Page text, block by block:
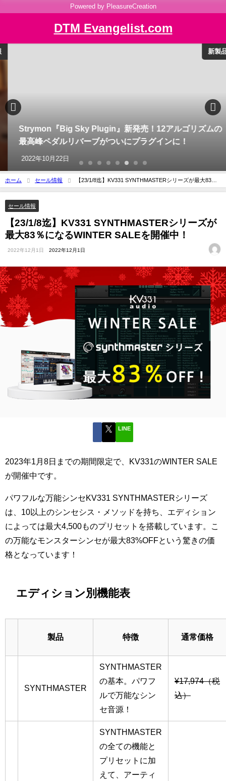
Powered by PleasureCreation
DTM Evangelist.com
新製品
Strymon『Big Sky Plugin』新発売！12アルゴリズムの
最高峰ペダルリバーブがついにプラグインに！
2022年10月22日
ホーム セール情報
【23/1/8迄】KV331 SYNTHMASTERシリーズが最大83％
になるWINTER SALEを開催中！
セール情報
【23/1/8迄】KV331 SYNTHMASTERシリーズが
最大83％になるWINTER SALEを開催中！
2022年12月1日 2022年12月1日
LINE
2023年1月8日までの期間限定で、KV331のWINTER SALE
が開催中です。
パワフルな万能シンセKV331 SYNTHMASTERシリーズ
は、10以上のシンセシス・メソッドを持ち、エディション
によっては最大4,500ものプリセットを搭載しています。こ
の万能なモンスターシンセが最大83%OFFという驚きの価
格となっています！
エディション別機能表
製品 特徴 通常価格
SYNTHMASTER
SYNTHMASTER
の基本。パワフ
ルで万能なシン
セ音源！
¥17,974（税
込）
SYNTHMASTER
の全ての機能と
プリセットに加
えて、アーティ